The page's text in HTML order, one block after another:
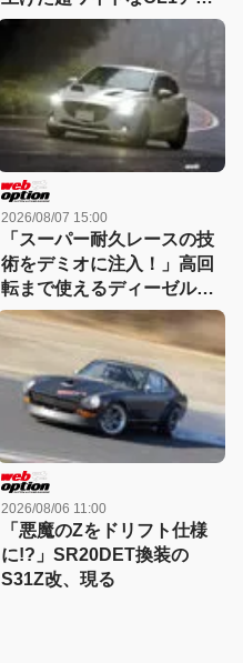
ードユーロRの美学
2026/08/07 15:00
「スーパー耐久レースの技
術をデミオに注入！」高回
転まで使えるディーゼルタ
ーボ仕様が熱い!!
2026/08/06 11:00
「悪魔のZをドリフト仕様
に!?」SR20DET換装の
S31Z改、現る